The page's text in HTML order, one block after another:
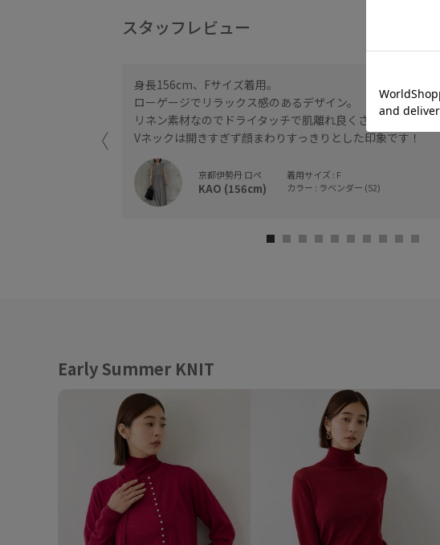
スタッフレビュー
身長156cm、Fサイズ着用。
ローゲージでリラックス感のあるデザイン。
リネン素材なのでドライタッチで肌離れ良くさらりとした
Vネックは開きすぎず顔まわりすっきりとした印象です！
京都伊勢丹 ロペ
KAO (156cm)
着用サイズ : F
カラー : ラベンダー (52)
Early Summer KNIT